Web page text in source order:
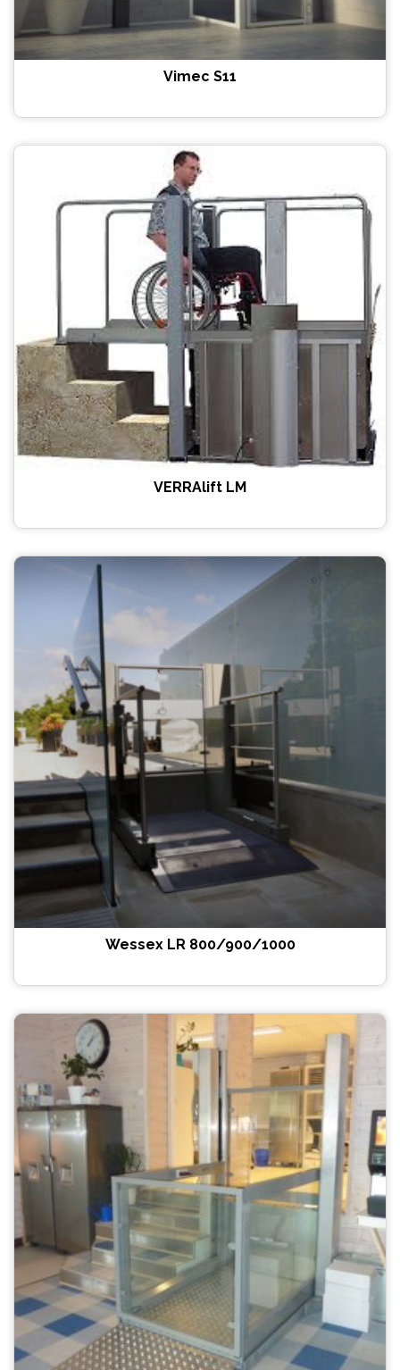
Vimec S11
VERRAlift LM
Wessex LR 800/900/1000